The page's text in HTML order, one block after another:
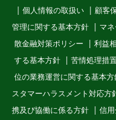
個人情報の取扱い
顧客
管理に関する基本方針
マ
散金融対策ポリシー
利益
する基本方針
苦情処理措
位の業務運営に関する基本
スタマーハラスメント対応方
携及び協働に係る方針
信